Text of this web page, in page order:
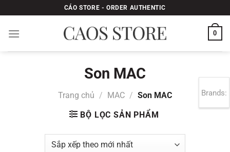
qua
nội
CÁO STORE - ORDER AUTHENTIC
0
Son MAC
Trang chủ / MAC / Son MAC
BỘ LỌC SẢN PHẨM
Brands: